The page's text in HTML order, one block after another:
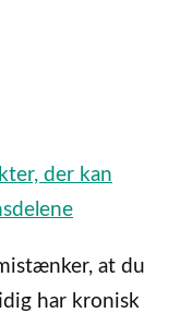
der kan
at du
har kronisk